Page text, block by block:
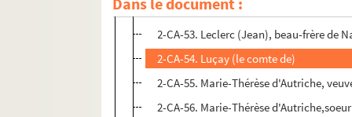
2-CA-52. Joséphine (l'impératrice)
2-CA-53. Leclerc (Jean), beau-frère de
2-CA-54. Luçay (le comte de)
2-CA-55. Marie-Thérèse d'Autriche,
2-CA-56. Marie-Thérèse